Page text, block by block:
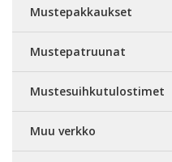
Mustepakkaukset
Mustepatruunat
Mustesuihkutulostimet
Muu verkko